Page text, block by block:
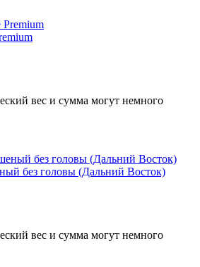
вес и сумма могут немного
без головы (Дальний Восток)
вес и сумма могут немного